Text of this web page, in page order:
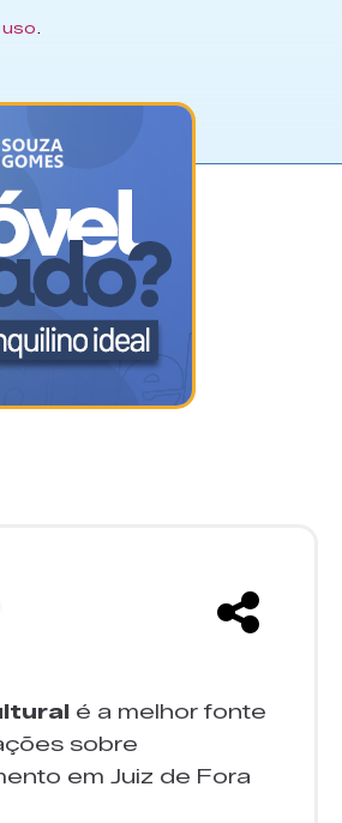
.
é a melhor fonte
sobre
em Juiz de Fora